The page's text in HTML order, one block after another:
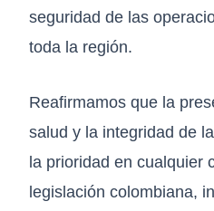
seguridad de las
toda la región.
Reafirmamos que la
salud y la integridad de
la prioridad en cualquier
legislación colombiana,